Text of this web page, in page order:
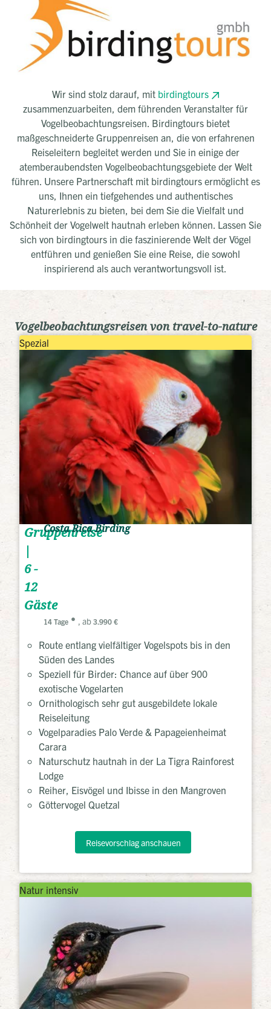
Wir sind stolz darauf, mit birdingtours
zusammenzuarbeiten, dem führenden Veranstalter für
Vogelbeobachtungsreisen. Birdingtours bietet
maßgeschneiderte Gruppenreisen an, die von erfahrenen
Reiseleitern begleitet werden und Sie in einige der
atemberaubendsten Vogelbeobachtungsgebiete der Welt
führen. Unsere Partnerschaft mit birdingtours ermöglicht es
uns, Ihnen ein tiefgehendes und authentisches
Naturerlebnis zu bieten, bei dem Sie die Vielfalt und
Schönheit der Vogelwelt hautnah erleben können. Lassen Sie
sich von birdingtours in die faszinierende Welt der Vögel
entführen und genießen Sie eine Reise, die sowohl
inspirierend als auch verantwortungsvoll ist.
Vogelbeobachtungsreisen von travel-to-nature
Spezial
Gruppenreise
|
6 -
12
Gäste
Costa Rica Birding
14 Tage , ab 3.990 €
Route entlang vielfältiger Vogelspots bis in den
Süden des Landes
Speziell für Birder: Chance auf über 900
exotische Vogelarten
Ornithologisch sehr gut ausgebildete lokale
Reiseleitung
Vogelparadies Palo Verde & Papageienheimat
Carara
Naturschutz hautnah in der La Tigra Rainforest
Lodge
Reiher, Eisvögel und Ibisse in den Mangroven
Göttervogel Quetzal
Reisevorschlag anschauen
Natur intensiv